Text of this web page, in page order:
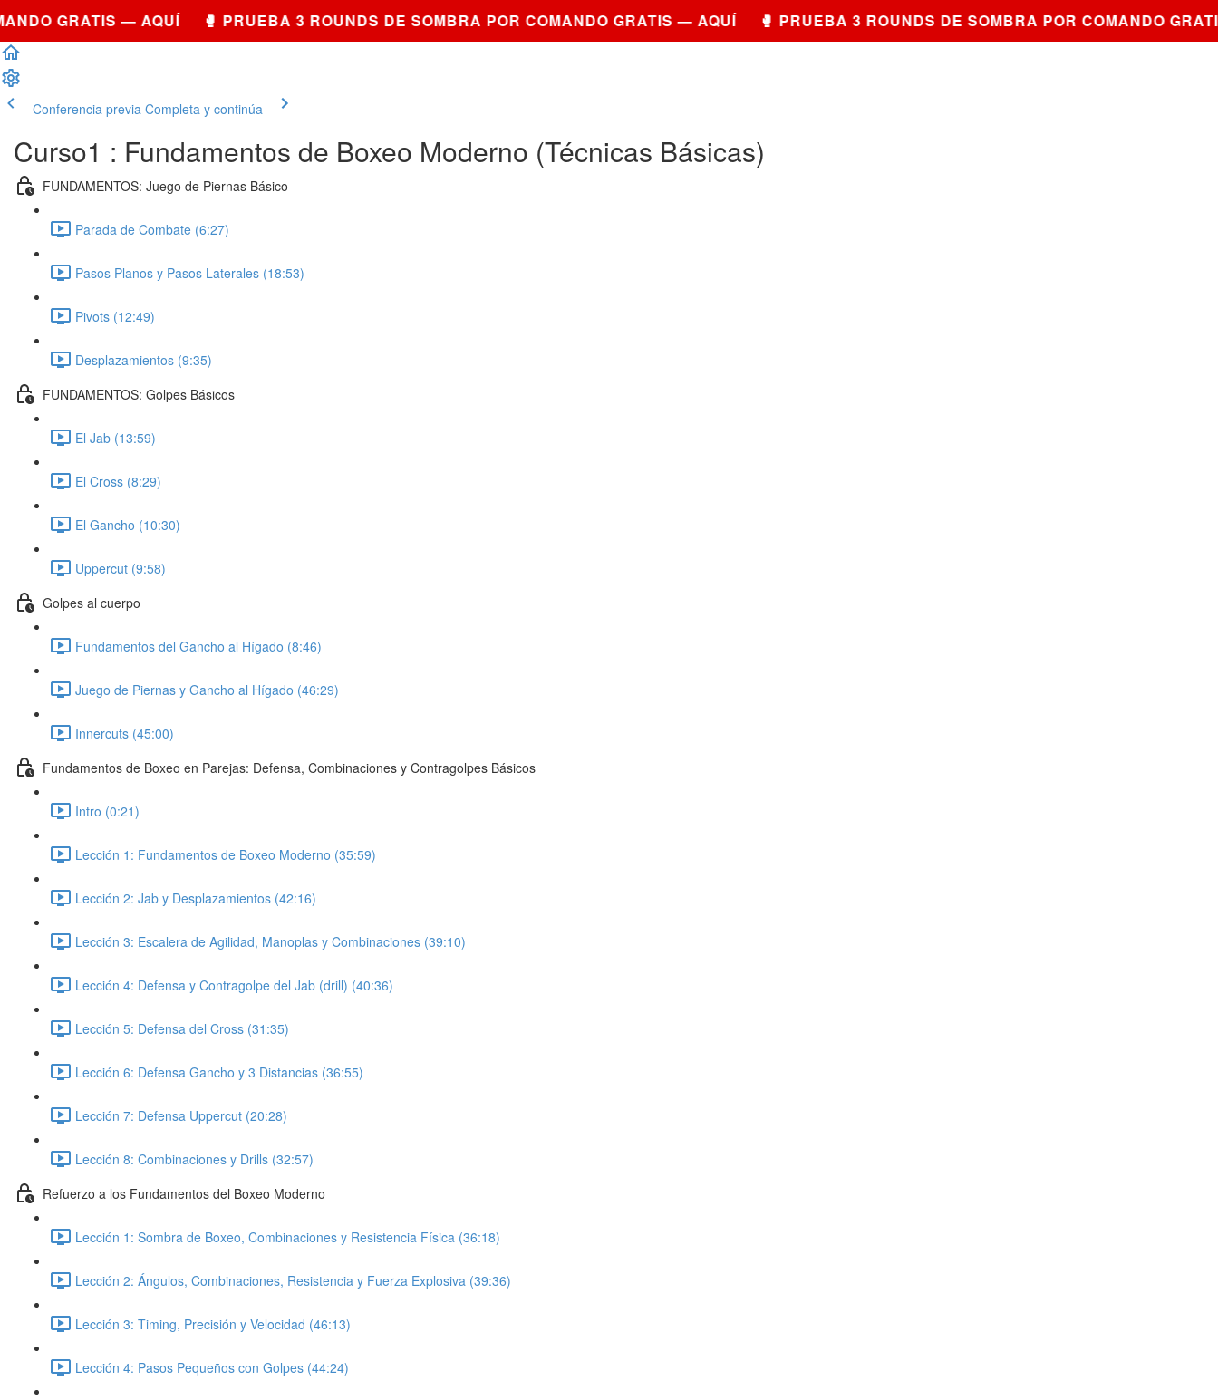
GRATIS — AQUÍ 🥊 PRUEBA 3 ROUNDS DE SOMBRA POR COMANDO GRATIS — AQUÍ 🥊 PRUEBA 3 ROUNDS DE SOMBRA POR COMANDO GRATIS
Conferencia previa Completa y continúa
Curso1 : Fundamentos de Boxeo Moderno (Técnicas Básicas)
FUNDAMENTOS: Juego de Piernas Básico
Parada de Combate (6:27)
Pasos Planos y Pasos Laterales (18:53)
Pivots (12:49)
Desplazamientos (9:35)
FUNDAMENTOS: Golpes Básicos
El Jab (13:59)
El Cross (8:29)
El Gancho (10:30)
Uppercut (9:58)
Golpes al cuerpo
Fundamentos del Gancho al Hígado (8:46)
Juego de Piernas y Gancho al Hígado (46:29)
Innercuts (45:00)
Fundamentos de Boxeo en Parejas: Defensa, Combinaciones y Contragolpes Básicos
Intro (0:21)
Lección 1: Fundamentos de Boxeo Moderno (35:59)
Lección 2: Jab y Desplazamientos (42:16)
Lección 3: Escalera de Agilidad, Manoplas y Combinaciones (39:10)
Lección 4: Defensa y Contragolpe del Jab (drill) (40:36)
Lección 5: Defensa del Cross (31:35)
Lección 6: Defensa Gancho y 3 Distancias (36:55)
Lección 7: Defensa Uppercut (20:28)
Lección 8: Combinaciones y Drills (32:57)
Refuerzo a los Fundamentos del Boxeo Moderno
Lección 1: Sombra de Boxeo, Combinaciones y Resistencia Física (36:18)
Lección 2: Ángulos, Combinaciones, Resistencia y Fuerza Explosiva (39:36)
Lección 3: Timing, Precisión y Velocidad (46:13)
Lección 4: Pasos Pequeños con Golpes (44:24)